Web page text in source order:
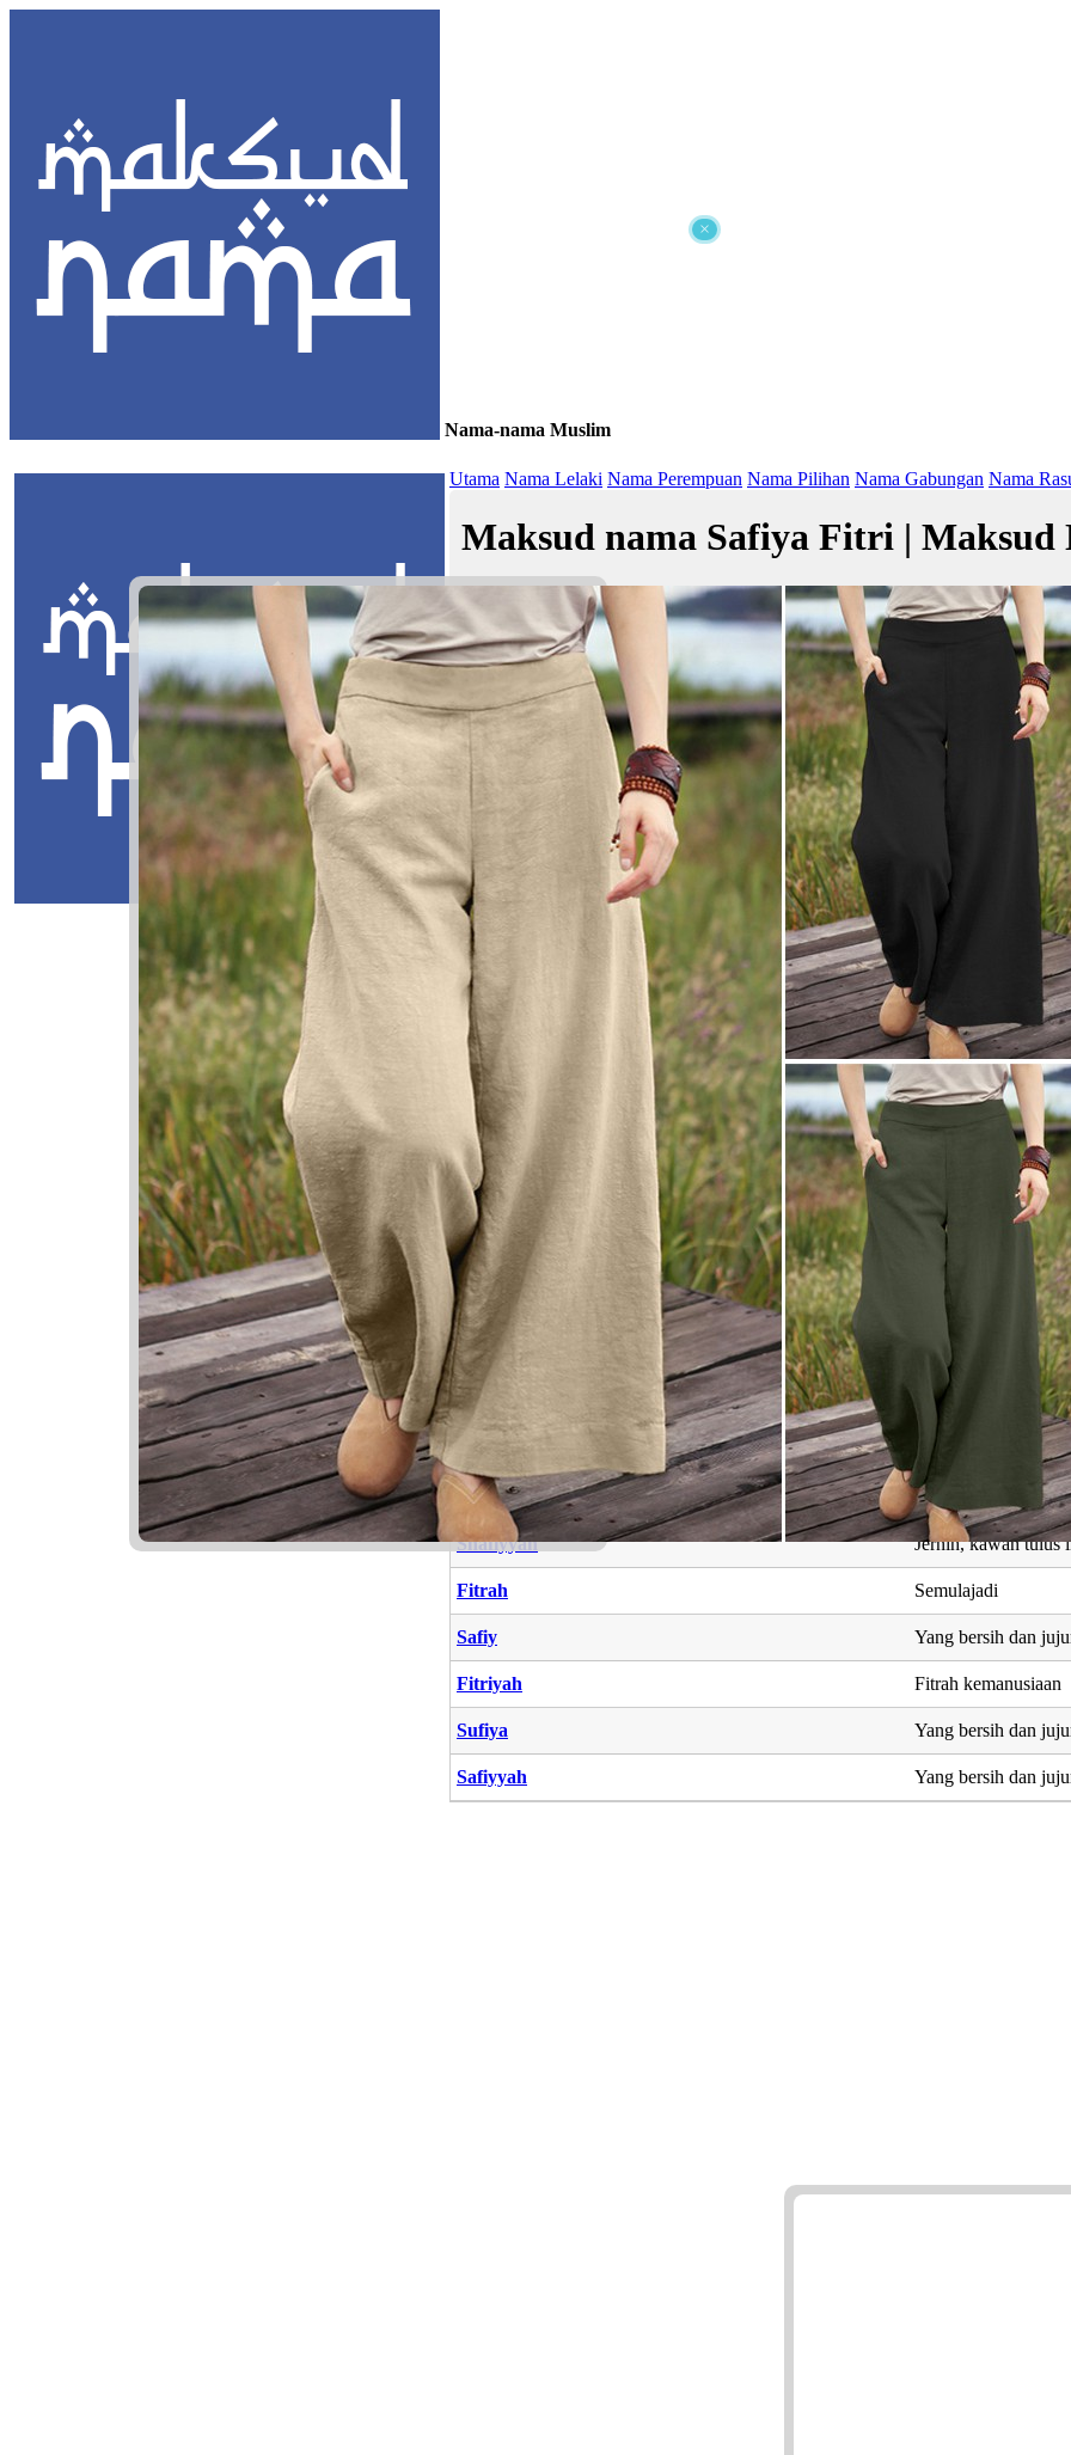
×
Nama-nama Muslim
Utama Nama Lelaki Nama Perempuan Nama Pilihan Nama Gabungan Nama
Maksud nama Safiya Fitri | Maksud
Safiya Fitri bermaksud Yang bersih dan jujur; Semulajadi
صافيا فطري
Masukkan Nama:
Safiya Fitri
صافيا فطري
Safiya: Yang bersih dan jujur
Fitri: Semulajadi
✚ Baju Baby Custom Nama
Nama Yang Berkaitan dengan Safiya Fitri
Nama Maksud
Sufyan Nama sahabat nabi
Fitriya Fitrah kemanusiaan
Shafiyyah Jernih, kawan tulus
Fitrah Semulajadi
Safiy Yang bersih dan
Fitriyah Fitrah kemanusiaan
Sufiya Yang bersih dan
Safiyyah Yang bersih dan